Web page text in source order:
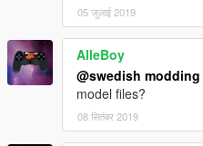
05 जुलाई 2019
AlleBoy
@swedish modding
model files?
08 सितंबर 2019